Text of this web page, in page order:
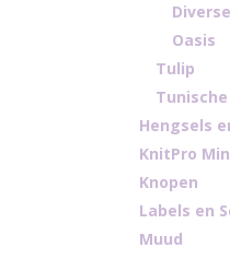
Oasis
Tulip
Hengsels
KnitPro
Knopen
Labels en
Muud